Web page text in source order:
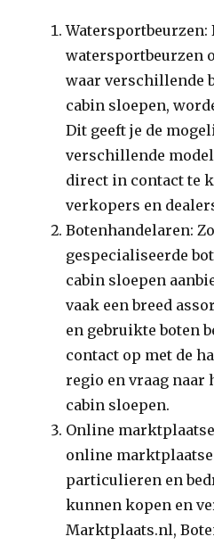
Watersportbeurzen:
watersportbeurzen
waar verschillende
cabin sloepen,
Dit geeft je de
verschillende
direct in contact te
verkopers en
Botenhandelaren:
gespecialiseerde
cabin sloepen
vaak een breed
en gebruikte boten
contact op met de
regio en vraag naar
cabin sloepen.
Online
online
particulieren en
kunnen kopen en
Marktplaats.nl,